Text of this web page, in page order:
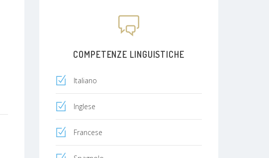
COMPETENZE LINGUISTICHE
Italiano
Inglese
Francese